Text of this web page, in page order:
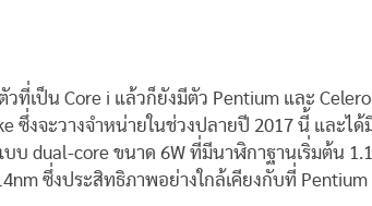
ที่เป็น Core i แล้วก็ยังมีตัว Pentium และ
ซึ่งจะวางจำหน่ายในช่วงปลายปี 2017 นี้ และได้
บ dual-core ขนาด 6W ที่มีนาฬิกาฐานเริ่มต้น
ซึ่งประสิทธิภาพอย่างใกล้เคียงกับที่ Pentium